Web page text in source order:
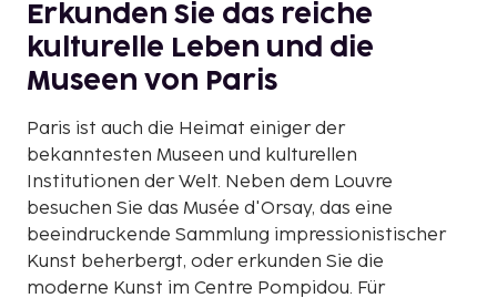
Erkunden Sie das reiche
kulturelle Leben und die
Museen von Paris
Paris ist auch die Heimat einiger der
bekanntesten Museen und kulturellen
Institutionen der Welt. Neben dem Louvre
besuchen Sie das Musée d'Orsay, das eine
beeindruckende Sammlung impressionistischer
Kunst beherbergt, oder erkunden Sie die
moderne Kunst im Centre Pompidou. Für